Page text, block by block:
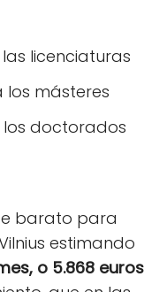
las licenciaturas
los másteres
los doctorados
barato para
estimando
o 5.868 euros